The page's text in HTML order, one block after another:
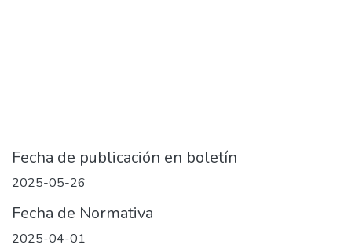
Fecha de publicación en boletín
2025-05-26
Fecha de Normativa
2025-04-01